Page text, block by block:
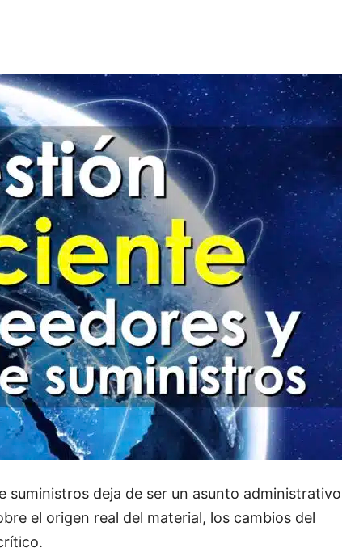
suministros deja de ser un asunto administrativo
el origen real del material, los cambios del